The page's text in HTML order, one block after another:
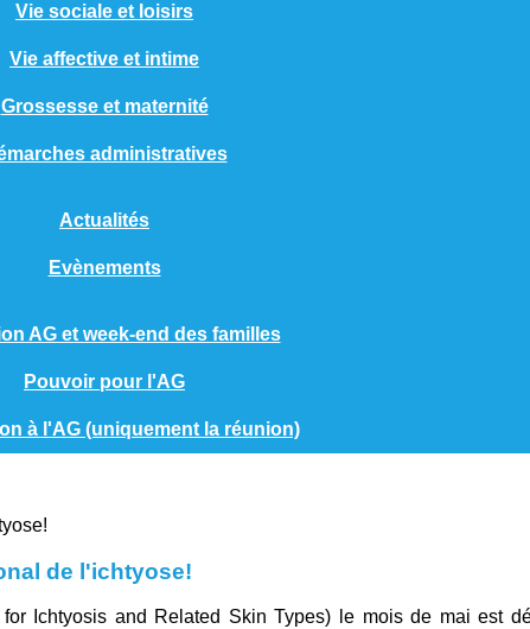
Vie sociale et loisirs
Vie affective et intime
Grossesse et maternité
administratives
Actualités
Evènements
AG et week-end des familles
Pouvoir pour l'AG
à l'AG (uniquement la réunion)
de l'ichtyose!
Ichtyosis and Related Skin Types) le mois de mai est